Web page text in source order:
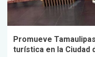
Promueve
turística en la Ciudad